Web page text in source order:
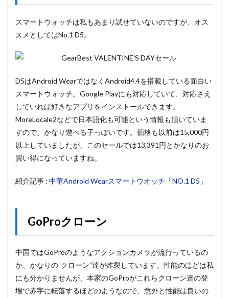
スマートウォッチは私もあまり試せていないのですが、オス
スメとしてはNo.1 D5。
D5はAndroid WearではなくAndroid4.4を搭載している面白い
スマートウォッチ。Google Playにも対応していて、対応さえ
していれば好きなアプリをインストールできます。
MoreLocale2などで日本語化も可能という情報も頂いていま
すので、かなり遊べる子っぽいです。価格も以前は15,000円
以上していましたが、このセールでは13,391円とかなりのお
買い得になっていますね。
紹介記事 : 中華Android Wearスマートウオッチ「NO.1 D5」
GoProクローン
中国ではGoProのようなアクションカメラが流行っているの
か、かなりの”クローン”達が炸裂しています。性能のほどは私
にも分かりませんが、本家のGoProがこれらクローン達の登
場で赤字に転落するほどのようなので、意外と性能は良いの